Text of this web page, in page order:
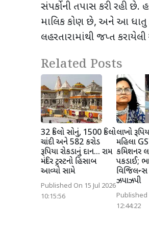
સંપર્કોની તપાસ કરી રહી
માલિક કોણ છે, અને આ ધાતુ
લહરતારામાંથી જપ્ત
Related Posts
32 કિલો સોનું, 1500 કિલો
ચાંદી અને 582 કરોડ
રૂપિયા રોકડાનું દાન... રામ
મંદિર ટ્રસ્ટનો હિસાબ
આવ્યો સામે
Published On 15 Jul 2026
10:15:56
લાખો
મહિલા
કમિશનર
પકડાઈ;
વિજિલન્સ
ઝપાઝપી
Published
12:44:22